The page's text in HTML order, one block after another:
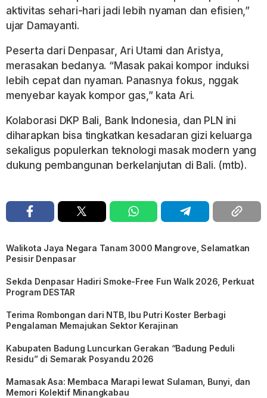
aktivitas sehari-hari jadi lebih nyaman dan efisien,”
ujar Damayanti.
Peserta dari Denpasar, Ari Utami dan Aristya,
merasakan bedanya. “Masak pakai kompor induksi
lebih cepat dan nyaman. Panasnya fokus, nggak
menyebar kayak kompor gas,” kata Ari.
Kolaborasi DKP Bali, Bank Indonesia, dan PLN ini
diharapkan bisa tingkatkan kesadaran gizi keluarga
sekaligus populerkan teknologi masak modern yang
dukung pembangunan berkelanjutan di Bali. (mtb).
Walikota Jaya Negara Tanam 3000 Mangrove, Selamatkan
Pesisir Denpasar
Sekda Denpasar Hadiri Smoke-Free Fun Walk 2026, Perkuat
Program DESTAR
Terima Rombongan dari NTB, Ibu Putri Koster Berbagi
Pengalaman Memajukan Sektor Kerajinan
Kabupaten Badung Luncurkan Gerakan “Badung Peduli
Residu” di Semarak Posyandu 2026
Mamasak Asa: Membaca Marapi lewat Sulaman, Bunyi, dan
Memori Kolektif Minangkabau